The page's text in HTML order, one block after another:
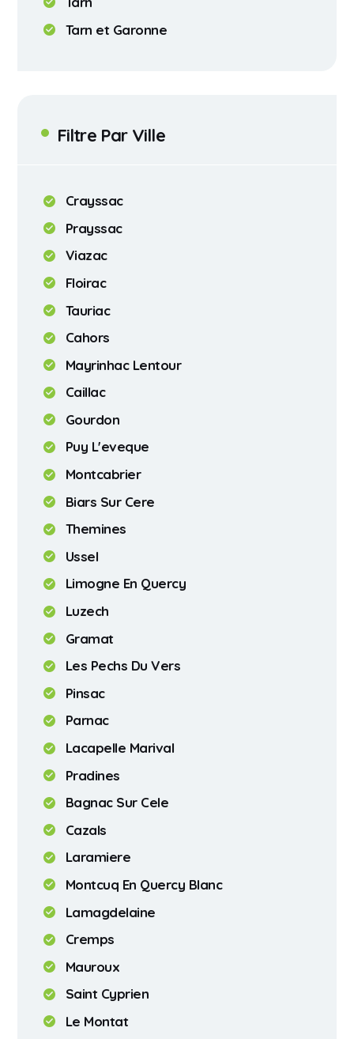
Tarn et Garonne
Filtre Par Ville
Crayssac
Prayssac
Viazac
Floirac
Tauriac
Cahors
Mayrinhac Lentour
Caillac
Gourdon
Puy L'eveque
Montcabrier
Biars Sur Cere
Themines
Ussel
Limogne En Quercy
Luzech
Gramat
Les Pechs Du Vers
Pinsac
Parnac
Lacapelle Marival
Pradines
Bagnac Sur Cele
Cazals
Laramiere
Montcuq En Quercy Blanc
Lamagdelaine
Cremps
Mauroux
Saint Cyprien
Le Montat